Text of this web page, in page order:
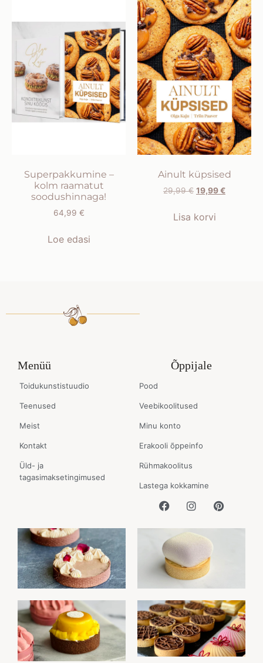
Superpakkumine –
kolm raamatut
soodushinnaga!
64,99 €
Loe edasi
Ainult küpsised
29,99€ 19,99€
Lisa korvi
Menüü
Toidukunstistuudio
Teenused
Meist
Kontakt
Üld- ja
tagasimaksetingimused
Õppijale
Pood
Veebikoolitused
Minu konto
Erakooli õppeinfo
Rühmakoolitus
Lastega kokkamine